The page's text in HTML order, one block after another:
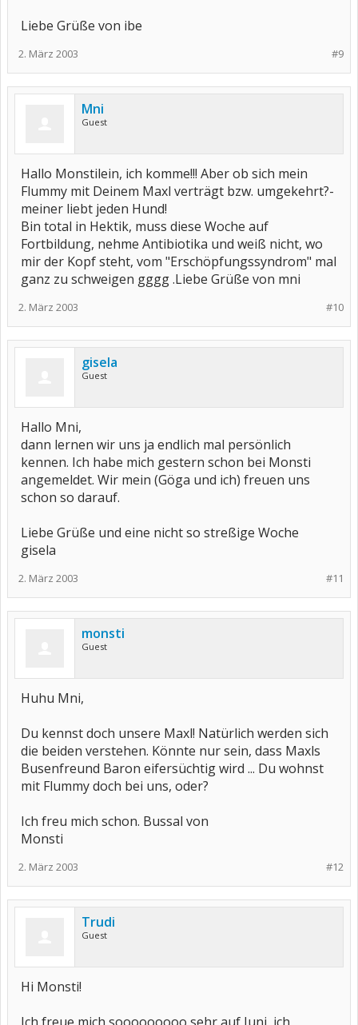
Liebe Grüße von ibe
#9
2. März 2003
Mni
Guest
Hallo Monstilein, ich komme!!! Aber ob sich mein
Flummy mit Deinem Maxl verträgt bzw. umgekehrt?-
meiner liebt jeden Hund!
Bin total in Hektik, muss diese Woche auf
Fortbildung, nehme Antibiotika und weiß nicht, wo
mir der Kopf steht, vom "Erschöpfungssyndrom" mal
ganz zu schweigen gggg .Liebe Grüße von mni
#10
2. März 2003
gisela
Guest
Hallo Mni,
dann lernen wir uns ja endlich mal persönlich
kennen. Ich habe mich gestern schon bei Monsti
angemeldet. Wir mein (Göga und ich) freuen uns
schon so darauf.
Liebe Grüße und eine nicht so streßige Woche
gisela
#11
2. März 2003
monsti
Guest
Huhu Mni,
Du kennst doch unsere Maxl! Natürlich werden sich
die beiden verstehen. Könnte nur sein, dass Maxls
Busenfreund Baron eifersüchtig wird ... Du wohnst
mit Flummy doch bei uns, oder?
Ich freu mich schon. Bussal von
Monsti
#12
2. März 2003
Trudi
Guest
Hi Monsti!